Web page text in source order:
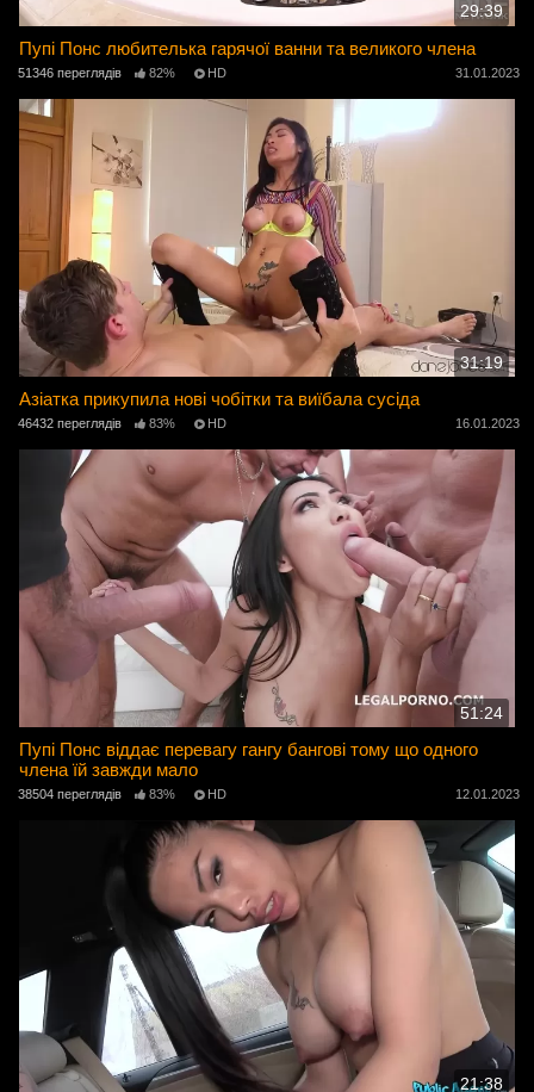
29:39
Пупі Понс любителька гарячої ванни та великого члена
51346 переглядів 82% HD 31.01.2023
31:19
Азіатка прикупила нові чобітки та виїбала сусіда
46432 переглядів 83% HD 16.01.2023
51:24
Пупі Понс віддає перевагу гангу бангові тому що одного
члена їй завжди мало
38504 переглядів 83% HD 12.01.2023
21:38